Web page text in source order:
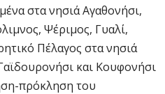
στα νησιά Αγαθονήσι,
Ψέριμος, Γυαλί,
Πέλαγος στα νησιά
και Κουφονήσι
πρόκληση του